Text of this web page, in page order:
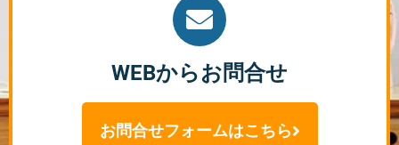
WEBからお問合せ
お問合せフォームはこちら